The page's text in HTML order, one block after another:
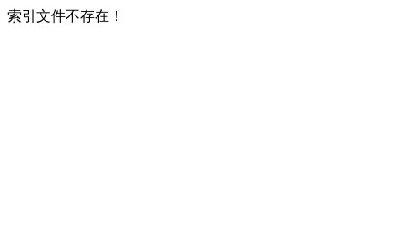
索引文件不存在！